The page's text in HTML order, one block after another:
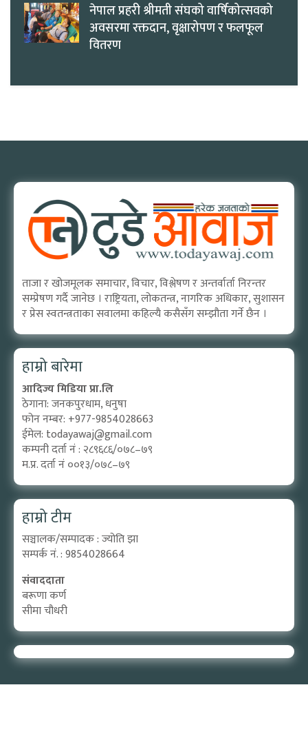
नेपाल प्रहरी श्रीमती संघको वार्षिकोत्सवको
अवसरमा रक्तदान, वृक्षारोपण र फलफूल
वितरण
ताजा र खोजमूलक समाचार, विचार, विश्लेषण र अन्तर्वार्ता निरन्तर
सम्प्रेषण गर्दै जानेछ । राष्ट्रियता, लोकतन्त्र, नागरिक अधिकार, सुशासन
र प्रेस स्वतन्त्रताका सवालमा कहिल्यै कसैसँग सम्झौता गर्ने छैन ।
हाम्रो बारेमा
आदिज्य मिडिया प्रा.लि
ठेगाना: जनकपुरधाम, धनुषा
फोन नम्बर: +977-9854028663
ईमेल: todayawaj@gmail.com
कम्पनी दर्ता नं : २८९६८६/०७८–७९
म.प्र. दर्ता नं ००१३/०७८–७९
हाम्रो टीम
सञ्चालक/सम्पादक : ज्योति झा
सम्पर्क नं. : 9854028664
संवाददाता
बरूणा कर्ण
सीमा चौधरी